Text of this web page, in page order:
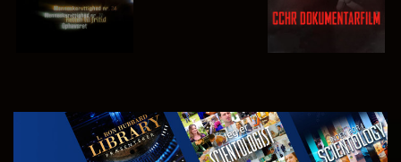
SE
UDFORSK
SERIEN